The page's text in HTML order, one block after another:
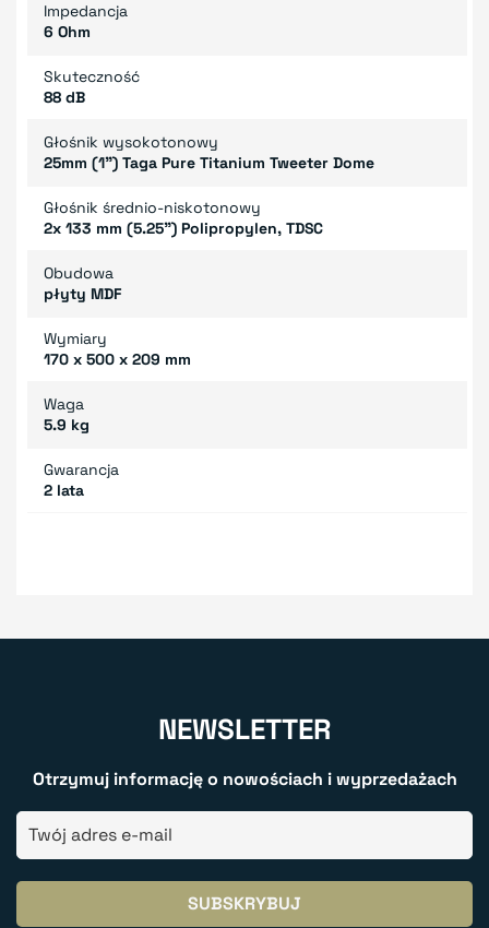
Impedancja
6 Ohm
Skuteczność
88 dB
Głośnik wysokotonowy
25mm (1”) Taga Pure Titanium Tweeter Dome
Głośnik średnio-niskotonowy
2x 133 mm (5.25") Polipropylen, TDSC
Obudowa
płyty MDF
Wymiary
170 x 500 x 209 mm
Waga
5.9 kg
Gwarancja
2 lata
NEWSLETTER
Otrzymuj informację o nowościach i wyprzedażach